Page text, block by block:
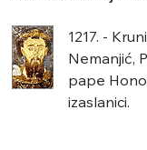
1217. -
Nemanjić,
pape
izaslanici.